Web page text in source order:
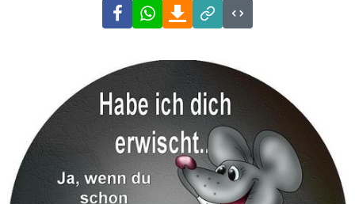
FacebookWhatsAppDownload
Link
Code